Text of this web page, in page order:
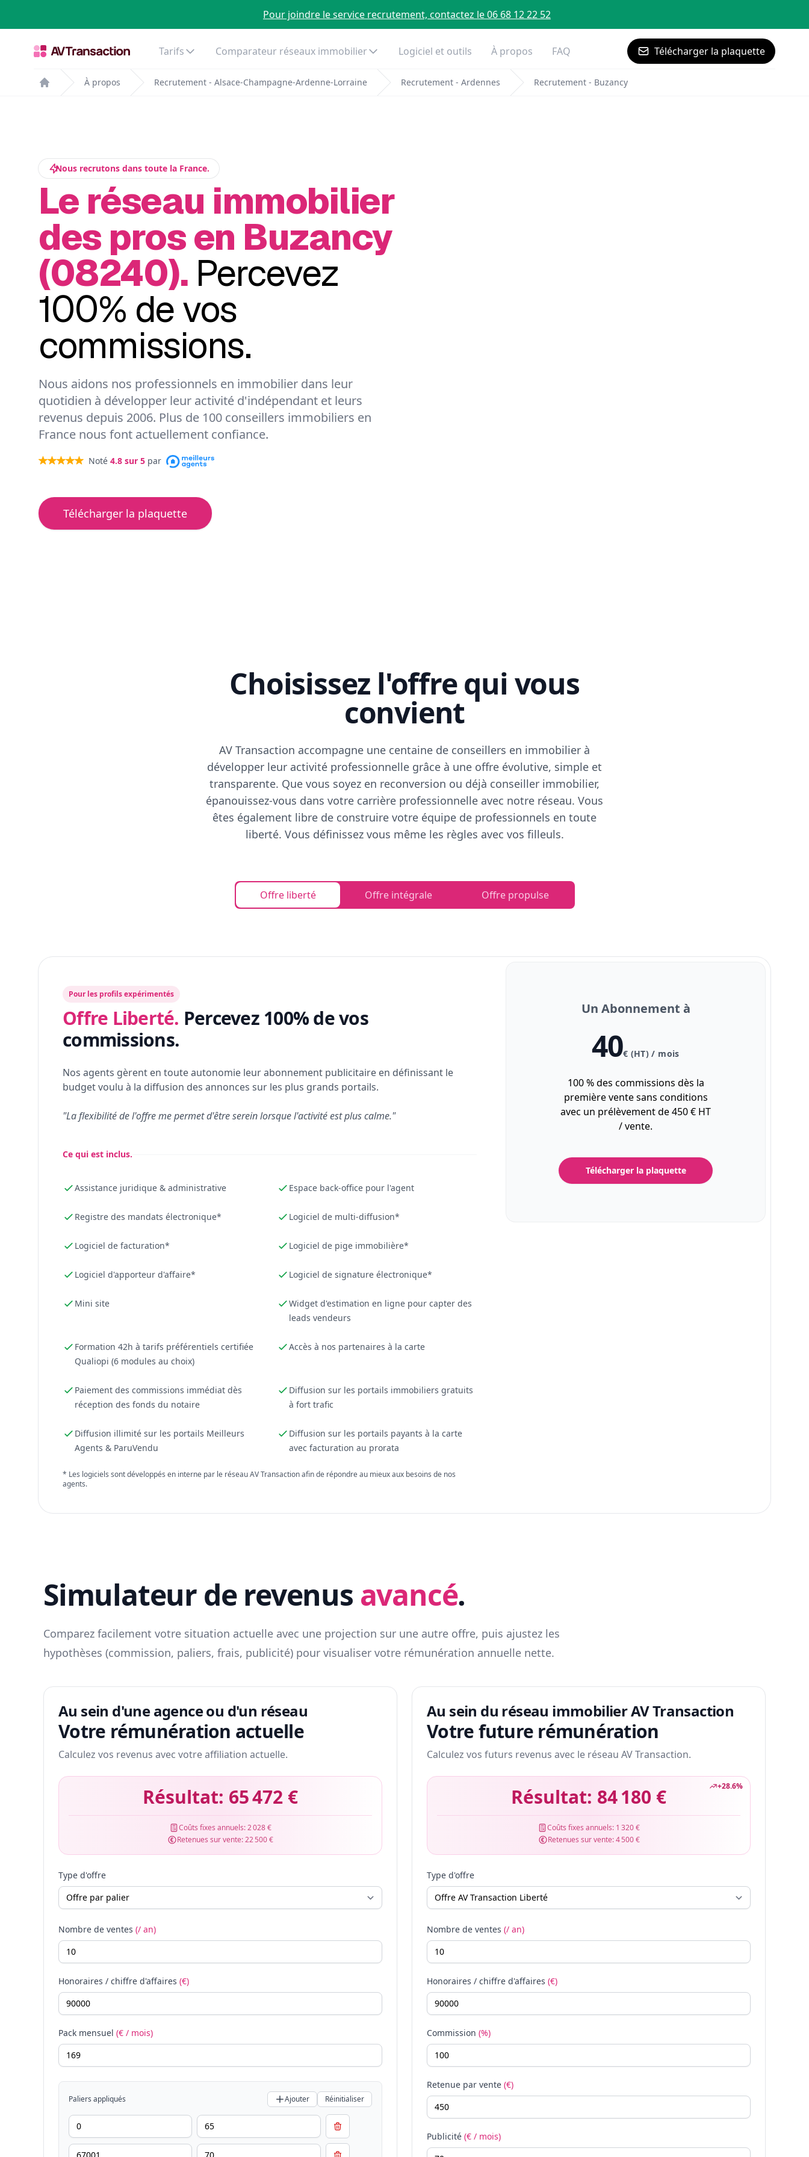
Pour joindre le service recrutement, contactez le 06 68 12 22 52
Tarifs Comparateur réseaux immobilier Logiciel et outils À propos FAQ Télécharger la plaquette
Home
À propos Recrutement - Alsace-Champagne-Ardenne-Lorraine Recrutement - Ardennes Recrutement - Buzancy
Nous recrutons dans toute la France.
Le réseau immobilier
des pros en Buzancy
(08240). Percevez
100% de vos
commissions.
Nous aidons nos professionnels en immobilier dans leur
quotidien à développer leur activité d'indépendant et leurs
revenus depuis 2006. Plus de 100 conseillers immobiliers en
France nous font actuellement confiance.
Noté 4.8 sur 5 par
Télécharger la plaquette
Choisissez l'offre qui vous
convient
AV Transaction accompagne une centaine de conseillers en immobilier à
développer leur activité professionnelle grâce à une offre évolutive, simple et
transparente. Que vous soyez en reconversion ou déjà conseiller immobilier,
épanouissez-vous dans votre carrière professionnelle avec notre réseau. Vous
êtes également libre de construire votre équipe de professionnels en toute
liberté. Vous définissez vous même les règles avec vos filleuls.
Offre liberté Offre intégrale Offre propulse
Pour les profils expérimentés
Offre Liberté. Percevez 100% de vos
commissions.
Nos agents gèrent en toute autonomie leur abonnement publicitaire en définissant le
budget voulu à la diffusion des annonces sur les plus grands portails.
"La flexibilité de l'offre me permet d'être serein lorsque l'activité est plus calme."
Ce qui est inclus.
Assistance juridique & administrative Espace back-office pour l'agent
Registre des mandats électronique* Logiciel de multi-diffusion*
Logiciel de facturation* Logiciel de pige immobilière*
Logiciel d'apporteur d'affaire* Logiciel de signature électronique*
Mini site
Widget d'estimation en ligne pour capter des
leads vendeurs
Formation 42h à tarifs préférentiels certifiée
Qualiopi (6 modules au choix)
Accès à nos partenaires à la carte
Paiement des commissions immédiat dès
réception des fonds du notaire
Diffusion sur les portails immobiliers gratuits
à fort trafic
Diffusion illimité sur les portails Meilleurs
Agents & ParuVendu
Diffusion sur les portails payants à la carte
avec facturation au prorata
* Les logiciels sont développés en interne par le réseau AV Transaction afin de répondre au mieux aux besoins de nos
agents.
Un Abonnement à
40€ (HT) / mois
100 % des commissions dès la
première vente sans conditions
avec un prélèvement de 450 € HT
/ vente.
Télécharger la plaquette
Simulateur de revenus avancé.
Comparez facilement votre situation actuelle avec une projection sur une autre offre, puis ajustez les
hypothèses (commission, paliers, frais, publicité) pour visualiser votre rémunération annuelle nette.
Au sein d'une agence ou d'un réseau
Votre rémunération actuelle
Calculez vos revenus avec votre affiliation actuelle.
Résultat: 65 472 €
Coûts fixes annuels:2 028 €
Retenues sur vente:22 500 €
Type d'offre
Nombre de ventes (/ an)
Honoraires / chiffre d'affaires (€)
Pack mensuel (€ / mois)
Paliers appliqués Ajouter Réinitialiser
Au sein du réseau immobilier AV Transaction
Votre future rémunération
Calculez vos futurs revenus avec le réseau AV Transaction.
+28.6%
Résultat: 84 180 €
Coûts fixes annuels: 1 320 €
Retenues sur vente:4 500 €
Type d'offre
Nombre de ventes (/ an)
Honoraires / chiffre d'affaires (€)
Commission (%)
Retenue par vente (€)
Publicité (€ / mois)